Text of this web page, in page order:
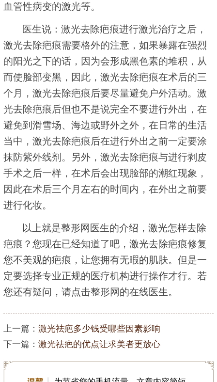
血管性病变的激光等。
医生说：激光去除疤痕进行激光治疗之后，
激光去除疤痕需要格外的注意，如果暴露在强烈
的阳光之下的话，因为会形成黑色素的堆积，从
而使脸部变黑，因此，激光去除疤痕在术后的三
个月，激光去除疤痕后要尽量避免户外活动。激
光去除疤痕后但也不是说完全不要进行外出，在
避免到滑雪场、海边或野外之外，在日常的生活
当中，激光去除疤痕后在进行外出之前一定要涂
抹防紫外线剂。另外，激光去除疤痕与进行剥皮
手术之后一样，在术后会出现脸部的潮红现象，
因此在术后三个月左右的时间内，在外出之前要
进行化妆。
以上就是整形网医生的介绍，激光怎样去除
疤痕？您现在已经知道了吧，激光去除疤痕修复
您不美观的疤痕，让您拥有无暇的肌肤。但是一
定要选择专业正规的医疗机构进行操作才行。若
您还有疑问，请点击整形网的在线医生。
上一篇： 激光祛疤多少钱受哪些因素影响
下一篇： 激光祛疤的优点让求美者更放心